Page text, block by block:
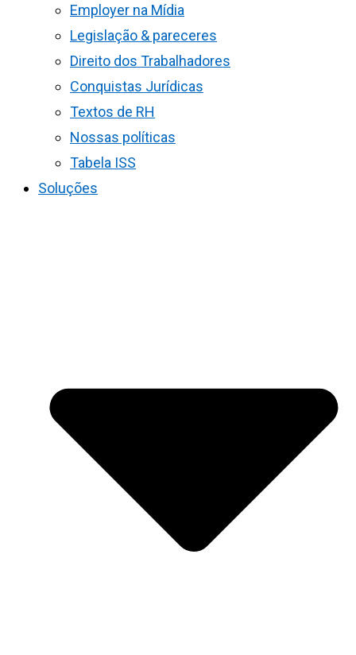
Employer na Mídia
Legislação & pareceres
Direito dos Trabalhadores
Conquistas Jurídicas
Textos de RH
Nossas políticas
Tabela ISS
Soluções